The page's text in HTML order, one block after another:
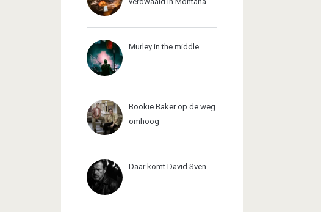
Murley in the middle
Bookie Baker op de weg
omhoog
Daar komt David Sven